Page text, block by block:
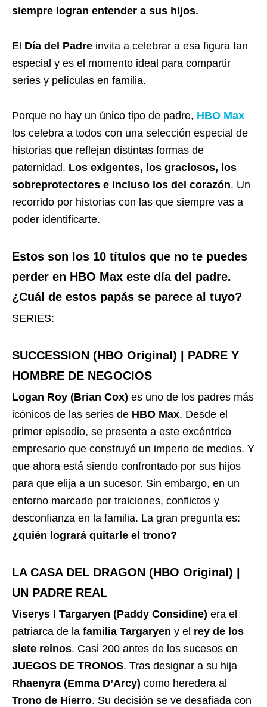
siempre logran entender a sus hijos.
El Día del Padre invita a celebrar a esa figura tan
especial y es el momento ideal para compartir
series y películas en familia.
Porque no hay un único tipo de padre, HBO Max
los celebra a todos con una selección especial de
historias que reflejan distintas formas de
paternidad. Los exigentes, los graciosos, los
sobreprotectores e incluso los del corazón. Un
recorrido por historias con las que siempre vas a
poder identificarte.
Estos son los 10 títulos que no te puedes
perder en HBO Max este día del padre.
¿Cuál de estos papás se parece al tuyo?
SERIES:
SUCCESSION (HBO Original) | PADRE Y
HOMBRE DE NEGOCIOS
Logan Roy (Brian Cox) es uno de los padres más
icónicos de las series de HBO Max. Desde el
primer episodio, se presenta a este excéntrico
empresario que construyó un imperio de medios. Y
que ahora está siendo confrontado por sus hijos
para que elija a un sucesor. Sin embargo, en un
entorno marcado por traiciones, conflictos y
desconfianza en la familia. La gran pregunta es:
¿quién logrará quitarle el trono?
LA CASA DEL DRAGON (HBO Original) |
UN PADRE REAL
Viserys I Targaryen (Paddy Considine) era el
patriarca de la familia Targaryen y el rey de los
siete reinos. Casi 200 antes de los sucesos en
JUEGOS DE TRONOS. Tras designar a su hija
Rhaenyra (Emma D’Arcy) como heredera al
Trono de Hierro. Su decisión se ve desafiada con